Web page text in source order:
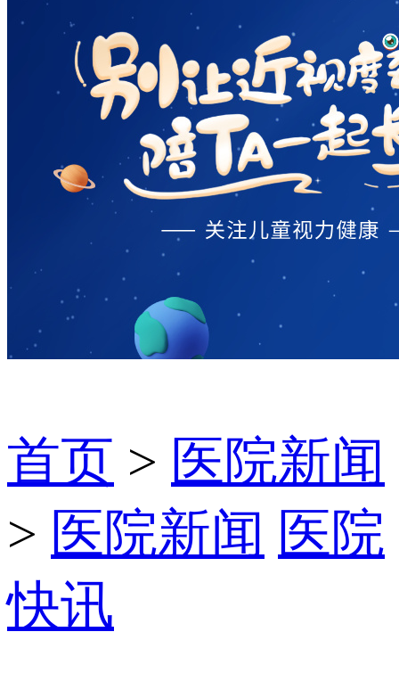
首页 > 医院新闻
> 医院新闻 医院
快讯